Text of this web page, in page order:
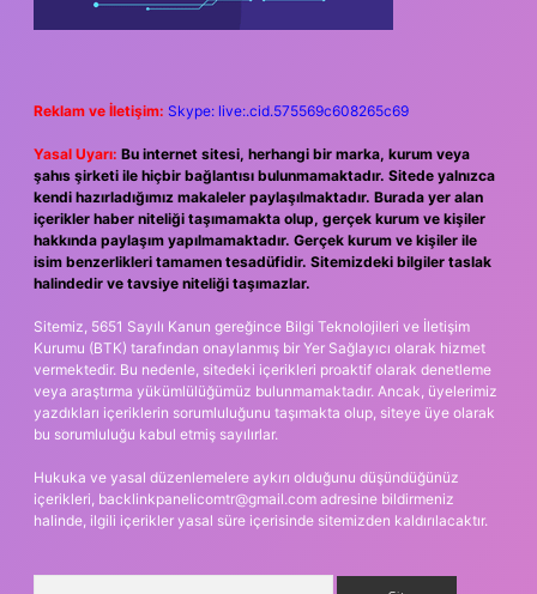
Reklam ve İletişim: Skype: live:.cid.575569c608265c69
Yasal Uyarı: Bu internet sitesi, herhangi bir marka, kurum veya
şahıs şirketi ile hiçbir bağlantısı bulunmamaktadır. Sitede yalnızca
kendi hazırladığımız makaleler paylaşılmaktadır. Burada yer alan
içerikler haber niteliği taşımamakta olup, gerçek kurum ve kişiler
hakkında paylaşım yapılmamaktadır. Gerçek kurum ve kişiler ile
isim benzerlikleri tamamen tesadüfidir. Sitemizdeki bilgiler taslak
halindedir ve tavsiye niteliği taşımazlar.
Sitemiz, 5651 Sayılı Kanun gereğince Bilgi Teknolojileri ve İletişim
Kurumu (BTK) tarafından onaylanmış bir Yer Sağlayıcı olarak hizmet
vermektedir. Bu nedenle, sitedeki içerikleri proaktif olarak denetleme
veya araştırma yükümlülüğümüz bulunmamaktadır. Ancak, üyelerimiz
yazdıkları içeriklerin sorumluluğunu taşımakta olup, siteye üye olarak
bu sorumluluğu kabul etmiş sayılırlar.
Hukuka ve yasal düzenlemelere aykırı olduğunu düşündüğünüz
içerikleri, backlinkpanelicomtr@gmail.com adresine bildirmeniz
halinde, ilgili içerikler yasal süre içerisinde sitemizden kaldırılacaktır.